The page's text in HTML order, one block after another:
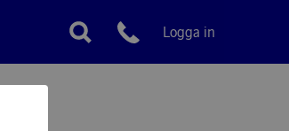
Kundservice
Logga in